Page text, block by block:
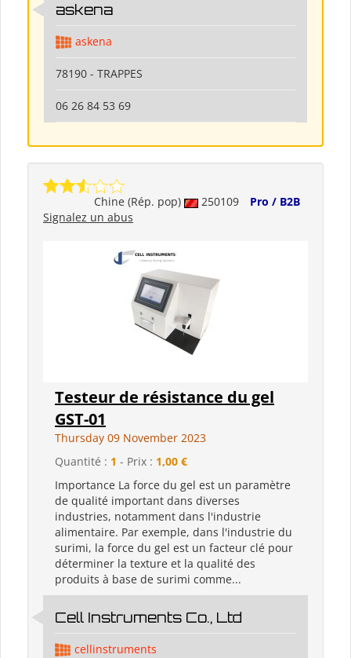
askena
askena
78190 - TRAPPES
06 26 84 53 69
Chine (Rép. pop) 250109
Pro / B2B
Signalez un abus
Testeur de résistance du gel
GST-01
Thursday 09 November 2023
Quantité : 1 - Prix : 1,00 €
Importance La force du gel est un paramètre
de qualité important dans diverses
industries, notamment dans l'industrie
alimentaire. Par exemple, dans l'industrie du
surimi, la force du gel est un facteur clé pour
déterminer la texture et la qualité des
produits à base de surimi comme...
Cell Instruments Co., Ltd
cellinstruments